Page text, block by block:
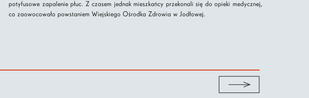
potyfusowe zapalenie płuc. Z czasem jednak mieszkańcy przekonali się do opieki medycznej,
co zaowocowało powstaniem Wiejskiego Ośrodka Zdrowia w Jodłowej.